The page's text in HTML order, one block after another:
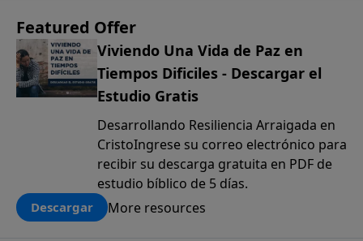
Featured Offer
Viviendo Una Vida de Paz en
Tiempos Dificiles - Descargar el
Estudio Gratis
Desarrollando Resiliencia Arraigada en
CristoIngrese su correo electrónico para
recibir su descarga gratuita en PDF de
estudio bíblico de 5 días.
Descargar More resources